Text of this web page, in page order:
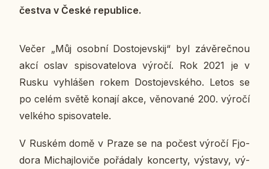
čestva v České re­pub­li­ce.
Večer „Můj osobní Do­sto­jev­skij“ byl zá­vě­reč­nou
akcí oslav spi­so­va­te­lo­va výročí. Rok 2021 je v
Rusku vy­hlá­šen rokem Do­sto­jev­ské­ho. Letos se
po celém světě konají akce, vě­no­va­né 200. výročí
vel­ké­ho spi­so­va­te­le.
V Ruském domě v Praze se na počest výročí Fj­o­
do­ra Mi­chaj­lo­vi­če po­řá­da­ly kon­cer­ty, vý­sta­vy, vý­